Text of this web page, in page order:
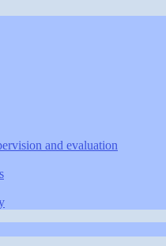
and evaluation